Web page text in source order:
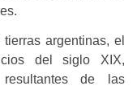
argentinas, el
del siglo XIX,
de las